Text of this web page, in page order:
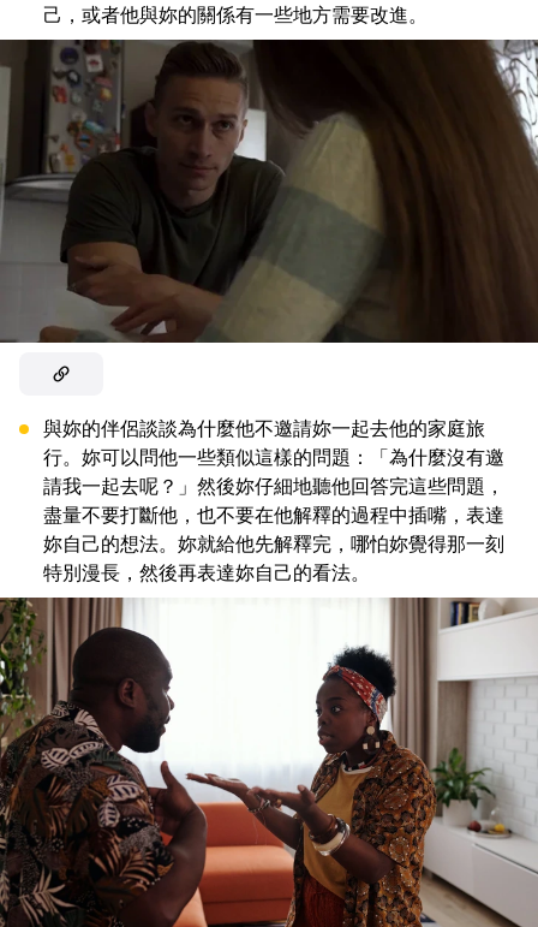
己，或者他與妳的關係有一些地方需要改進。
與妳的伴侶談談為什麼他不邀請妳一起去他的家庭旅
行。妳可以問他一些類似這樣的問題：「為什麼沒有邀
請我一起去呢？」然後妳仔細地聽他回答完這些問題，
盡量不要打斷他，也不要在他解釋的過程中插嘴，表達
妳自己的想法。妳就給他先解釋完，哪怕妳覺得那一刻
特別漫長，然後再表達妳自己的看法。